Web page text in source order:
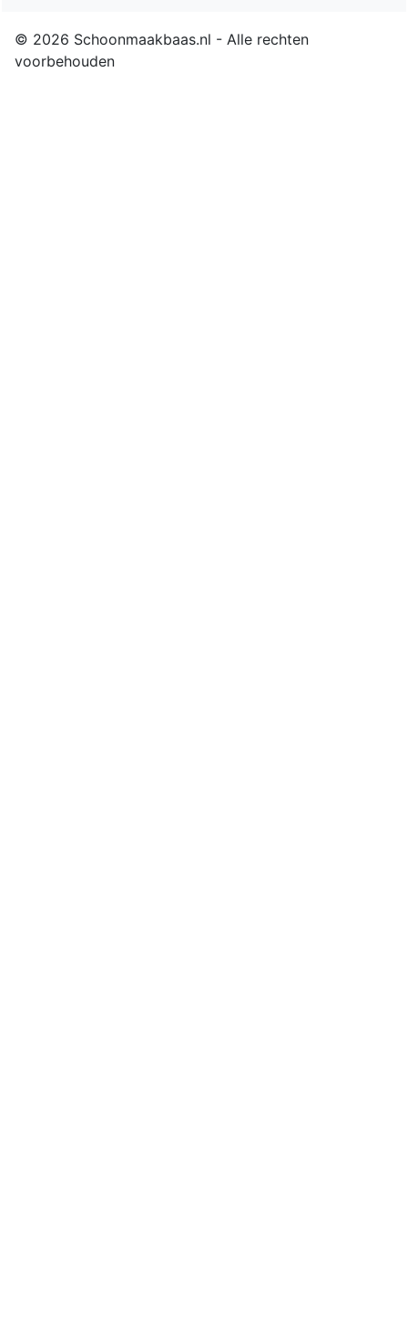
© 2026 Schoonmaakbaas.nl - Alle rechten
voorbehouden